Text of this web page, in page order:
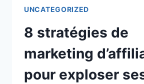
UNCATEGORIZED
8 stratégies de
marketing
pour exploser